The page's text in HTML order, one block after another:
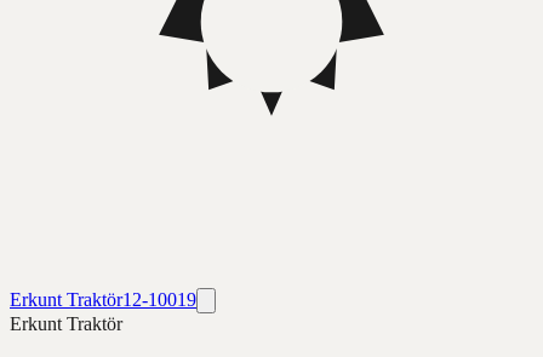
Erkunt Traktör12-10019
Erkunt Traktör